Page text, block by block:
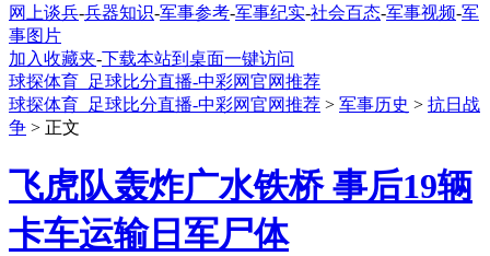
网上谈兵-兵器知识-军事参考-军事纪实-社会百态-军事视频-军
事图片
加入收藏夹-下载本站到桌面一键访问
球探体育_足球比分直播-中彩网官网推荐
球探体育_足球比分直播-中彩网官网推荐 > 军事历史 > 抗日战
争 > 正文
飞虎队轰炸广水铁桥 事后19辆
卡车运输日军尸体